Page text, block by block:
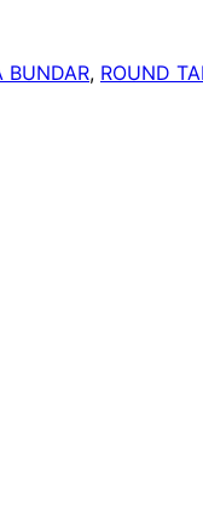
BUNDAR, ROUND